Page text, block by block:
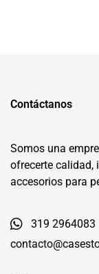
Contáctanos
Somos una
ofrecerte calidad,
accesorios para
319 2964083